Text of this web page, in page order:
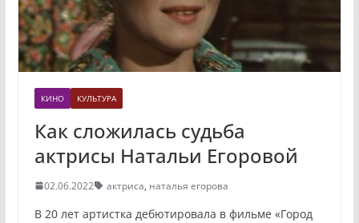
КИНО КУЛЬТУРА
Как сложилась судьба
актрисы Натальи Егоровой
02.06.2022 актриса, наталья егорова
В 20 лет артистка дебютировала в фильме «Город